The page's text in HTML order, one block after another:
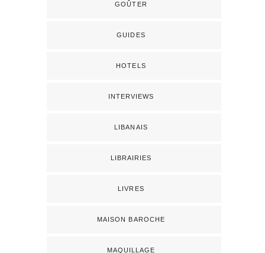
GOÛTER
GUIDES
HOTELS
INTERVIEWS
LIBANAIS
LIBRAIRIES
LIVRES
MAISON BAROCHE
MAQUILLAGE